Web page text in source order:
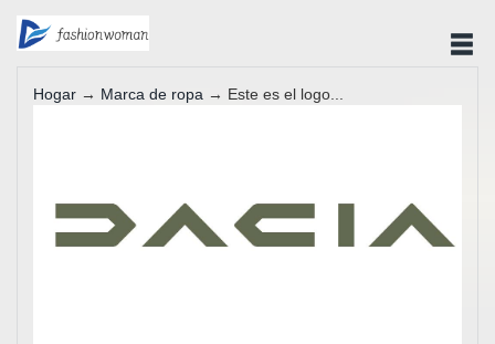
Hogar → Marca de ropa → Este es el logo...